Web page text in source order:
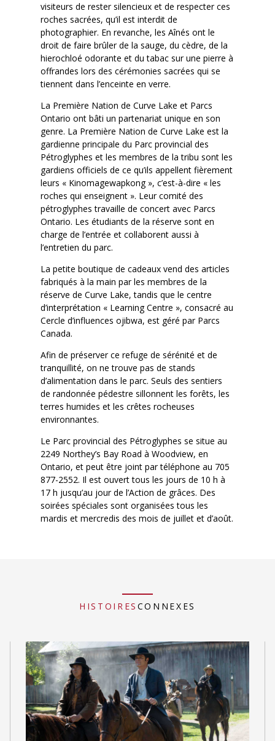
visiteurs de rester silencieux et de respecter ces
roches sacrées, qu’il est interdit de
photographier. En revanche, les Aînés ont le
droit de faire brûler de la sauge, du cèdre, de la
hierochloé odorante et du tabac sur une pierre à
offrandes lors des cérémonies sacrées qui se
tiennent dans l’enceinte en verre.
La Première Nation de Curve Lake et Parcs
Ontario ont bâti un partenariat unique en son
genre. La Première Nation de Curve Lake est la
gardienne principale du Parc provincial des
Pétroglyphes et les membres de la tribu sont les
gardiens officiels de ce qu’ils appellent fièrement
leurs « Kinomagewapkong », c’est-à-dire « les
roches qui enseignent ». Leur comité des
pétroglyphes travaille de concert avec Parcs
Ontario. Les étudiants de la réserve sont en
charge de l’entrée et collaborent aussi à
l’entretien du parc.
La petite boutique de cadeaux vend des articles
fabriqués à la main par les membres de la
réserve de Curve Lake, tandis que le centre
d’interprétation « Learning Centre », consacré au
Cercle d’influences ojibwa, est géré par Parcs
Canada.
Afin de préserver ce refuge de sérénité et de
tranquillité, on ne trouve pas de stands
d’alimentation dans le parc. Seuls des sentiers
de randonnée pédestre sillonnent les forêts, les
terres humides et les crêtes rocheuses
environnantes.
Le Parc provincial des Pétroglyphes se situe au
2249 Northey’s Bay Road à Woodview, en
Ontario, et peut être joint par téléphone au 705
877-2552. Il est ouvert tous les jours de 10 h à
17 h jusqu’au jour de l’Action de grâces. Des
soirées spéciales sont organisées tous les
mardis et mercredis des mois de juillet et d’août.
HISTOIRES CONNEXES